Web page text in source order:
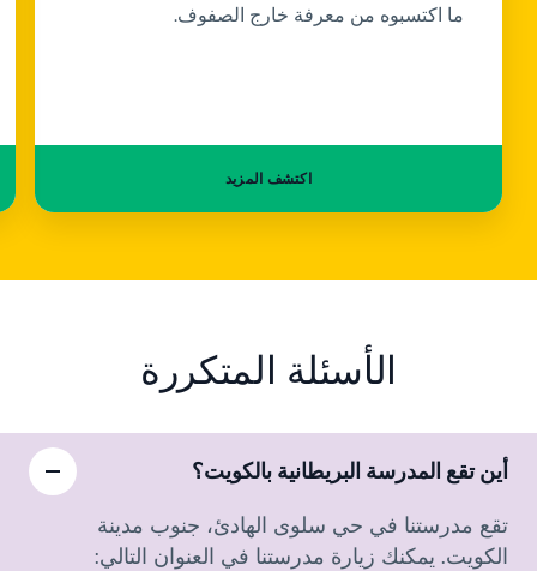
ما اكتسبوه من معرفة خارج الصفوف.
اكتشف المزيد
الأسئلة المتكررة
أين تقع المدرسة البريطانية بالكويت؟
تقع مدرستنا في حي سلوى الهادئ، جنوب مدينة
الكويت. يمكنك زيارة مدرستنا في العنوان التالي: